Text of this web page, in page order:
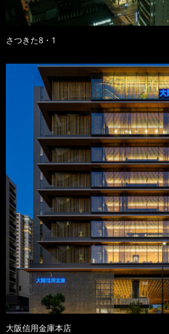
さつきた8・1
大阪信用金庫本店